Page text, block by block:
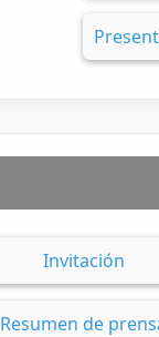
Invitación
Resumen de